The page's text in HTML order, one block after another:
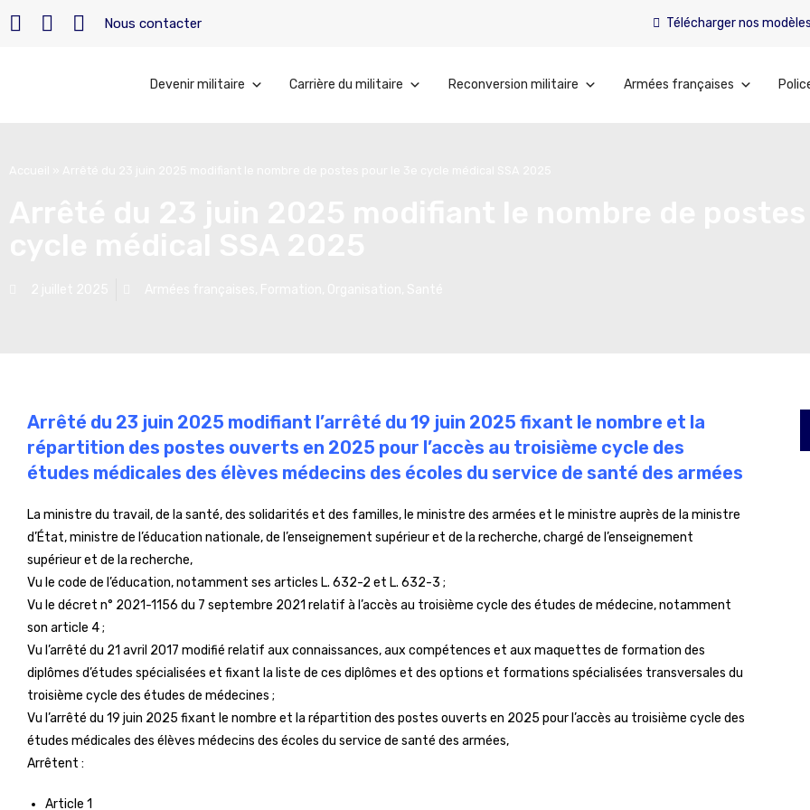
Nous contacter Télécharger nos modèles
Devenir militaire Carrière du militaire Reconversion militaire Armées françaises
Arrêté du 23 juin 2025 modifiant l’arrêté du 19 juin 2025 fixant le nombre et la
répartition des postes ouverts en 2025 pour l’accès au troisième cycle des
études médicales des élèves médecins des écoles du service de santé des armées
La ministre du travail, de la santé, des solidarités et des familles, le ministre des armées et le ministre auprès de la ministre
d’État, ministre de l’éducation nationale, de l’enseignement supérieur et de la recherche, chargé de l’enseignement
supérieur et de la recherche,
Vu le code de l’éducation, notamment ses articles L. 632-2 et L. 632-3 ;
Vu le décret n° 2021-1156 du 7 septembre 2021 relatif à l’accès au troisième cycle des études de médecine, notamment
son article 4 ;
Vu l’arrêté du 21 avril 2017 modifié relatif aux connaissances, aux compétences et aux maquettes de formation des
diplômes d’études spécialisées et fixant la liste de ces diplômes et des options et formations spécialisées transversales du
troisième cycle des études de médecines ;
Vu l’arrêté du 19 juin 2025 fixant le nombre et la répartition des postes ouverts en 2025 pour l’accès au troisième cycle des
études médicales des élèves médecins des écoles du service de santé des armées,
Arrêtent :
Article 1